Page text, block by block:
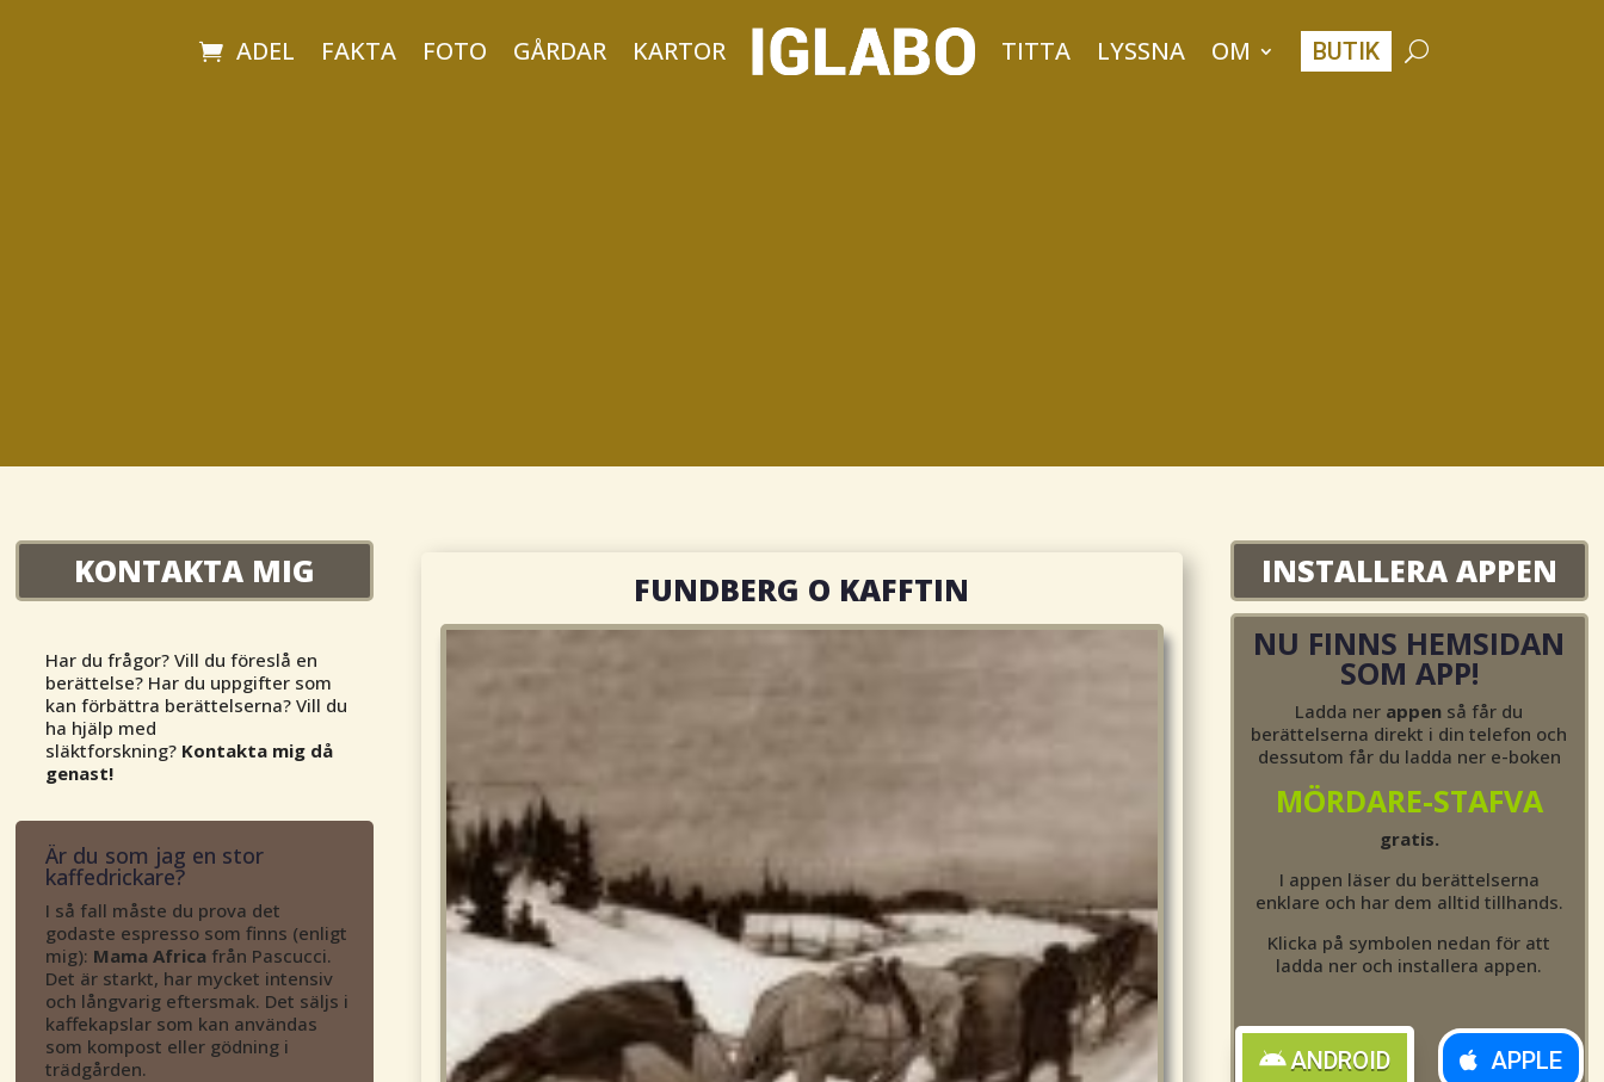
ADEL FAKTA FOTO GÅRDAR KARTOR TITTA LYSSNA OM BUTIK
KONTAKTA MIG
Har du frågor? Vill du föreslå en
berättelse? Har du uppgifter som
kan förbättra berättelserna? Vill du
ha hjälp med
släktforskning? Kontakta mig då
genast!
Är du som jag en stor
kaffedrickare?
I så fall måste du prova det
godaste espresso som finns (enligt
mig): Mama Africa från Pascucci.
Det är starkt, har mycket intensiv
och långvarig eftersmak. Det säljs i
kaffekapslar som kan användas
som kompost eller gödning i
trädgården.
FUNDBERG O KAFFTIN
INSTALLERA APPEN
NU FINNS HEMSIDAN
SOM APP!
Ladda ner appen så får du
berättelserna direkt i din telefon och
dessutom får du ladda ner e-boken
MÖRDARE-STAFVA
gratis.
I appen läser du berättelserna
enklare och har dem alltid tillhands.
Klicka på symbolen nedan för att
ladda ner och installera appen.
ANDROID APPLE